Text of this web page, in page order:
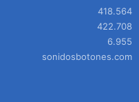
418.564
422.708
6.955
sonidosbotones.com